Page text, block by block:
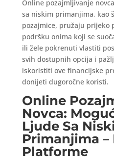
Online pozajmljivanje
sa niskim primanjima, kao
pozajmice, pružaju prijeko
podršku onima koji se
ili žele pokrenuti vlastiti
svih dostupnih opcija i
iskoristiti ove financijske
donijeti dugoročne koristi.
Online
Novca:
Ljude Sa
Primanjima –
Platforme